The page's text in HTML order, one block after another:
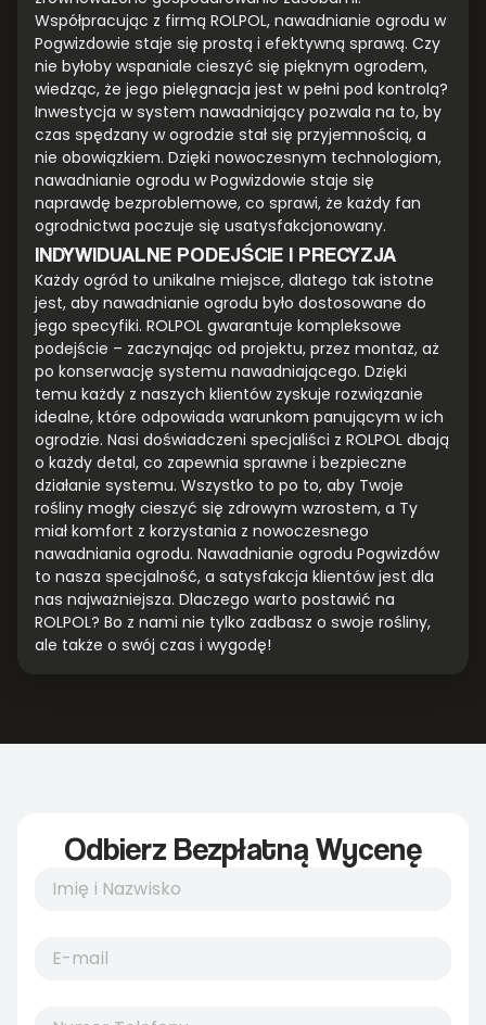
Współpracując z firmą ROLPOL, nawadnianie ogrodu w
Pogwizdowie staje się prostą i efektywną sprawą. Czy
nie byłoby wspaniale cieszyć się pięknym ogrodem,
wiedząc, że jego pielęgnacja jest w pełni pod kontrolą?
Inwestycja w system nawadniający pozwala na to, by
czas spędzany w ogrodzie stał się przyjemnością, a
nie obowiązkiem. Dzięki nowoczesnym technologiom,
nawadnianie ogrodu w Pogwizdowie staje się
naprawdę bezproblemowe, co sprawi, że każdy fan
ogrodnictwa poczuje się usatysfakcjonowany.
INDYWIDUALNE PODEJŚCIE I PRECYZJA
Każdy ogród to unikalne miejsce, dlatego tak istotne
jest, aby nawadnianie ogrodu było dostosowane do
jego specyfiki. ROLPOL gwarantuje kompleksowe
podejście – zaczynając od projektu, przez montaż, aż
po konserwację systemu nawadniającego. Dzięki
temu każdy z naszych klientów zyskuje rozwiązanie
idealne, które odpowiada warunkom panującym w ich
ogrodzie. Nasi doświadczeni specjaliści z ROLPOL dbają
o każdy detal, co zapewnia sprawne i bezpieczne
działanie systemu. Wszystko to po to, aby Twoje
rośliny mogły cieszyć się zdrowym wzrostem, a Ty
miał komfort z korzystania z nowoczesnego
nawadniania ogrodu. Nawadnianie ogrodu Pogwizdów
to nasza specjalność, a satysfakcja klientów jest dla
nas najważniejsza. Dlaczego warto postawić na
ROLPOL? Bo z nami nie tylko zadbasz o swoje rośliny,
ale także o swój czas i wygodę!
Odbierz Bezpłatną Wycenę